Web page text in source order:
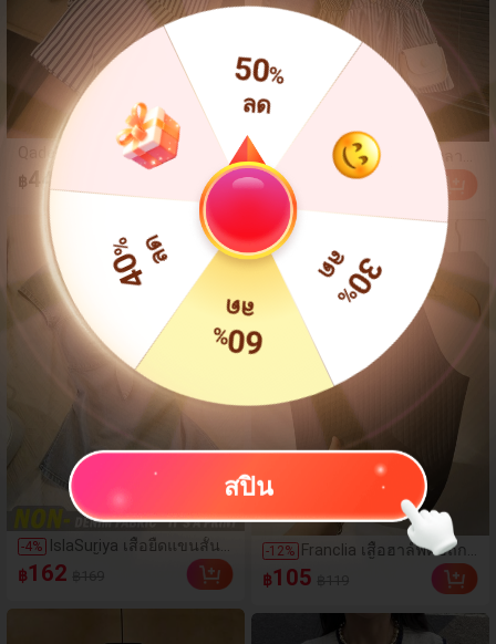
Qadelle ชุด 2 ชิ้นสำหรับผู้หญิง
ฤดูร้อนแบบสบายๆ สำหรับใส่ทุก
วัน, กางเกงขายาวลายทาง
สีน้ำเงินเข้มและสีขาว, เสื้อยืด
แขนสั้นคอกลมปักลายรัดรูป
฿449
-4%
IslaSuriya เสื้อยืดแขนสั้นผู้
หญิงสีพื้นจีบแบบสบายๆ
อเนกประสงค์สำหรับใส่
฿162
SHEIN Franclia เสื้อเบลาส์
สั้นสีน้ำเงินลายทางน่ารัก
แต่งระบาย เซ็กซี่ เปิดหลัง
คอเว้าลึก
฿191
-12% Franclia เสื้อฮาล์ฟคอถัก
ลายร่องสีพื้นสไตล์มินิมอล
สำหรับผู้หญิง, ใส่ได้ทุกวัน,
฿105
60
ลด
40 ลด
50
ลด
30
%
ลด
สปิน